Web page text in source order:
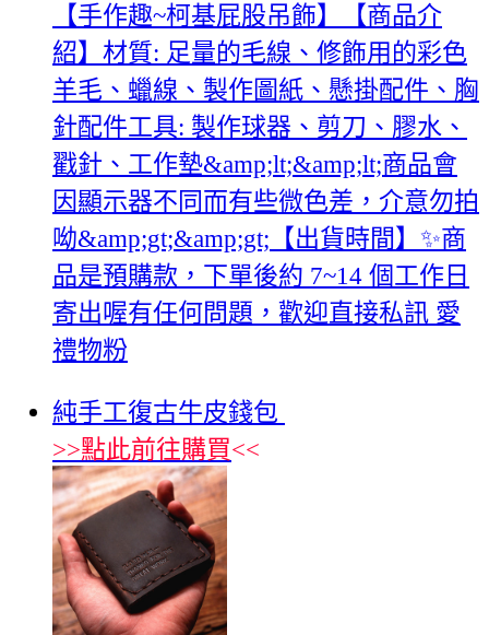
【手作趣~柯基屁股吊飾】【商品介
紹】材質: 足量的毛線、修飾用的彩色
羊毛、蠟線、製作圖紙、懸掛配件、胸
針配件工具: 製作球器、剪刀、膠水、
戳針、工作墊&amp;lt;&amp;lt;商品會
因顯示器不同而有些微色差，介意勿拍
呦&amp;gt;&amp;gt;【出貨時間】✨商
品是預購款，下單後約 7~14 個工作日
寄出喔有任何問題，歡迎直接私訊 愛
禮物粉
純手工復古牛皮錢包
>>點此前往購買<<